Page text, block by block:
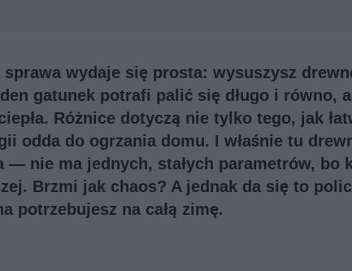
wydaje się prosta: wysuszysz
gatunek potrafi palić się długo i równo,
Różnice dotyczą nie tylko tego, jak
odda do ogrzania domu. I właśnie tu
— nie ma jednych, stałych parametrów, bo
Brzmi jak chaos? A jednak da się to
potrzebujesz na całą zimę.